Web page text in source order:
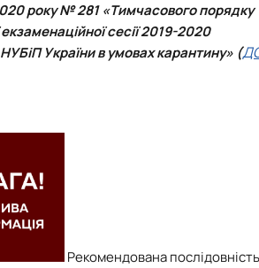
року № 281 «Тимчасового порядку
сесії 2019-2020
України в умовах карантину» (
Рекомендована послідовність